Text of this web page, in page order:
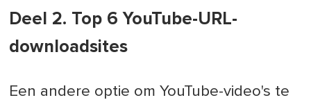
Deel 2. Top 6 YouTube-URL-
downloadsites
Een andere optie om YouTube-video's te